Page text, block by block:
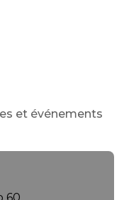
et événements